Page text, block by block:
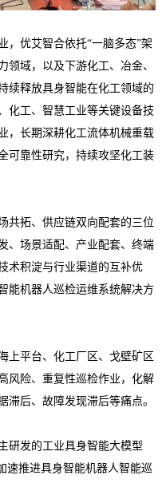
优艾智合依托“一脑多态”架
领域，以及下游化工、冶金、
续释放具身智能在化工领域的
化工、智慧工业等关键设备技
，长期深耕化工流体机械重载
可靠性研究，持续攻坚化工装
拓、供应链双向配套的三位
、场景适配、产业配套、终端
术积淀与行业渠道的互补优
能机器人巡检运维系统解决方
平台、化工厂区、戈壁矿区
风险、重复性巡检作业，化解
滞后、故障发现滞后等痛点。
发的工业具身智能大模型
速推进具身智能机器人智能巡